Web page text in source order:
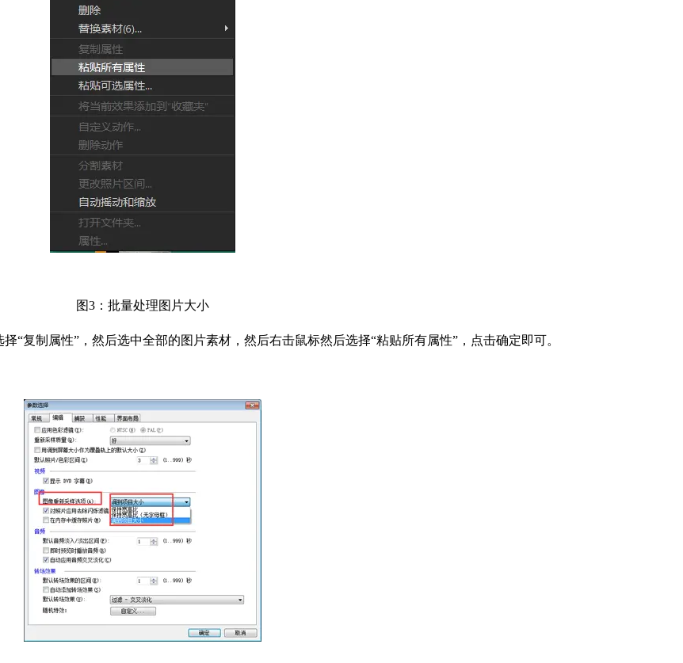
图3：批量处理图片大小
“复制属性”，然后选中全部的图片素材，然后右击鼠标然后选择“粘贴所有属性”，点击确定即可。